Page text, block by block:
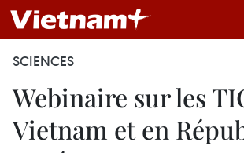
SCIENCES
Webinaire sur les
Vietnam et en